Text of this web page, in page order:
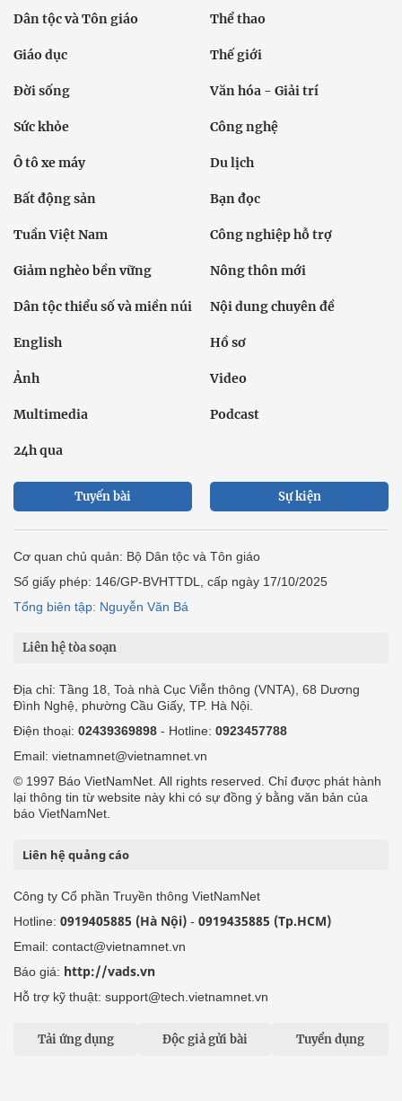
Dân tộc và Tôn giáo Thể thao
Giáo dục Thế giới
Đời sống Văn hóa - Giải trí
Sức khỏe Công nghệ
Ô tô xe máy Du lịch
Bất động sản Bạn đọc
Tuần Việt Nam Công nghiệp hỗ trợ
Giảm nghèo bền vững Nông thôn mới
Dân tộc thiểu số và miền núi Nội dung chuyên đề
English Hồ sơ
Ảnh Video
Multimedia Podcast
24h qua
Tuyến bài Sự kiện
Cơ quan chủ quản: Bộ Dân tộc và Tôn giáo
Số giấy phép: 146/GP-BVHTTDL, cấp ngày 17/10/2025
Tổng biên tập: Nguyễn Văn Bá
Liên hệ tòa soạn
Địa chỉ: Tầng 18, Toà nhà Cục Viễn thông (VNTA), 68 Dương
Đình Nghệ, phường Cầu Giấy, TP. Hà Nội.
Điện thoại: 02439369898 - Hotline: 0923457788
Email: vietnamnet@vietnamnet.vn
© 1997 Báo VietNamNet. All rights reserved. Chỉ được phát hành
lại thông tin từ website này khi có sự đồng ý bằng văn bản của
báo VietNamNet.
Liên hệ quảng cáo
Công ty Cổ phần Truyền thông VietNamNet
Hotline: 0919405885 (Hà Nội) - 0919435885 (Tp.HCM)
Email: contact@vietnamnet.vn
Báo giá: http://vads.vn
Hỗ trợ kỹ thuật: support@tech.vietnamnet.vn
Tải ứng dụng Độc giả gửi bài Tuyển dụng